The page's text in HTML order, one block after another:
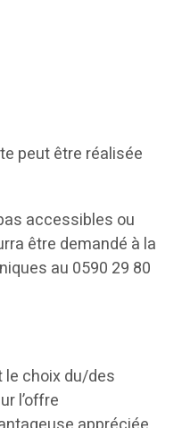
peut être réalisée
accessibles ou
être demandé à la
au 0590 29 80
choix du/des
l’offre